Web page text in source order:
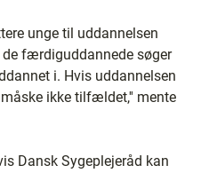
unge til uddannelsen
færdiguddannede søger
i. Hvis uddannelsen
ikke tilfældet,'' mente
Dansk Sygeplejeråd kan